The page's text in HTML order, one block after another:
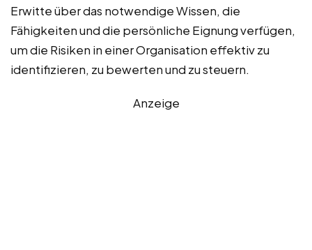
Erwitte über das notwendige Wissen, die
Fähigkeiten und die persönliche Eignung verfügen,
um die Risiken in einer Organisation effektiv zu
identifizieren, zu bewerten und zu steuern.
Anzeige